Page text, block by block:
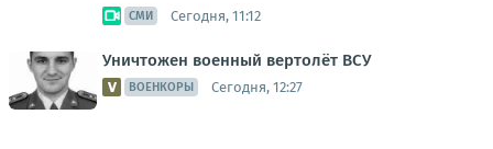
СМИ Сегодня, 11:12
Уничтожен военный вертолёт ВСУ
ВОЕНКОРЫ Сегодня, 12:27